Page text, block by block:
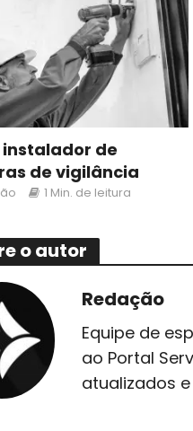
instalador de
de vigilância
1 Min. de leitura
o autor
Redação
Equipe de
ao Portal
atualizados